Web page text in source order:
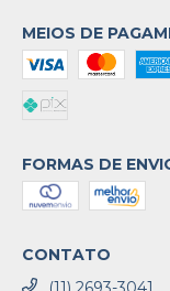
MEIOS DE
FORMAS DE
CONTATO